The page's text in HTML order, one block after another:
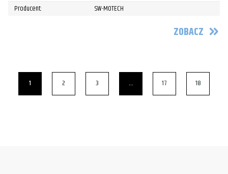
Producent:
SW-MOTECH
ZOBACZ
1 2 3 … 17 18